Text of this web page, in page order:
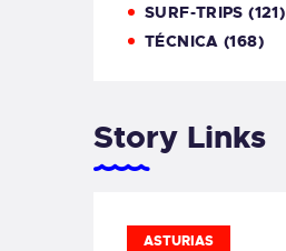
SURF-TRIPS (121)
TÉCNICA (168)
Story Links
ASTURIAS